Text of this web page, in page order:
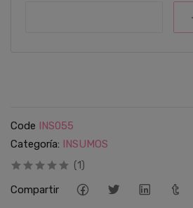
Code INS055
Categoría:
INSUMOS
(1)
Compartir